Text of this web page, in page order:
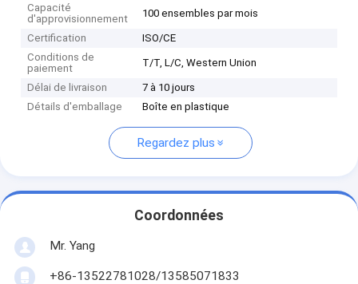
Capacité
d'approvisionnement
100 ensembles par mois
Certification
ISO/CE
Conditions de
paiement
T/T, L/C, Western Union
Délai de livraison
7 à 10 jours
Détails d'emballage
Boîte en plastique
Regardez plus
Coordonnées
Mr. Yang
+86-13522781028/13585071833